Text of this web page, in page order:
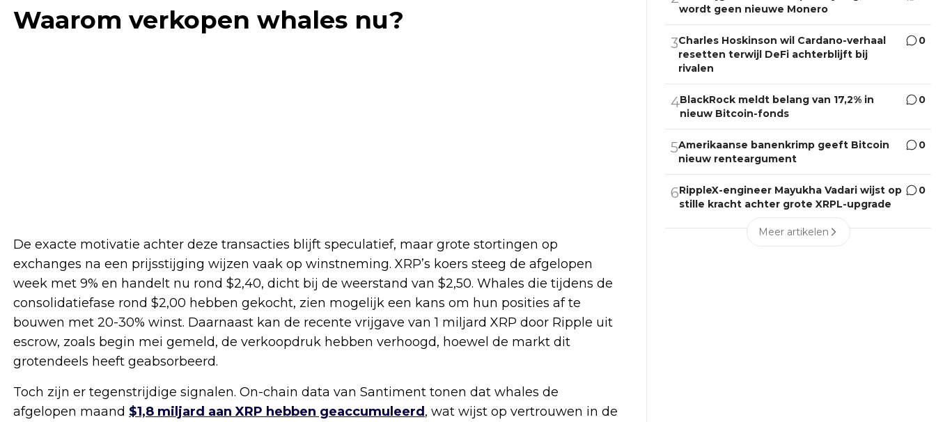
Waarom verkopen whales nu?
De exacte motivatie achter deze transacties blijft speculatief, maar grote stortingen op
exchanges na een prijsstijging wijzen vaak op winstneming. XRP’s koers steeg de afgelopen
week met 9% en handelt nu rond $2,40, dicht bij de weerstand van $2,50. Whales die tijdens de
consolidatiefase rond $2,00 hebben gekocht, zien mogelijk een kans om hun posities af te
bouwen met 20-30% winst. Daarnaast kan de recente vrijgave van 1 miljard XRP door Ripple uit
escrow, zoals begin mei gemeld, de verkoopdruk hebben verhoogd, hoewel de markt dit
grotendeels heeft geabsorbeerd.
Toch zijn er tegenstrijdige signalen. On-chain data van Santiment tonen dat whales de
afgelopen maand $1,8 miljard aan XRP hebben geaccumuleerd , wat wijst op vertrouwen in de
wordt geen nieuwe Monero
3Charles Hoskinson wil Cardano-verhaal
resetten terwijl DeFi achterblijft bij
rivalen
0
4BlackRock meldt belang van 17,2% in
nieuw Bitcoin-fonds
0
5Amerikaanse banenkrimp geeft Bitcoin
nieuw renteargument
0
6RippleX-engineer Mayukha Vadari wijst op
stille kracht achter grote XRPL-upgrade
0
Meer artikelen